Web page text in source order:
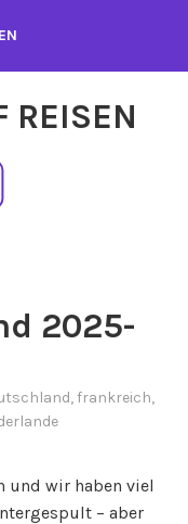
REISEN
2025-
, frankreich,
und wir haben viel
– aber